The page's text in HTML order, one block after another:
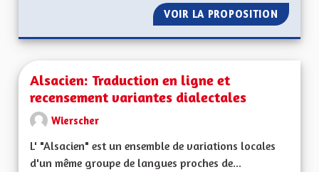
VOIR LA PROPOSITION
Alsacien: Traduction en ligne et
recensement variantes dialectales
Wierscher
L' "Alsacien" est un ensemble de variations locales
d'un même groupe de langues proches de...